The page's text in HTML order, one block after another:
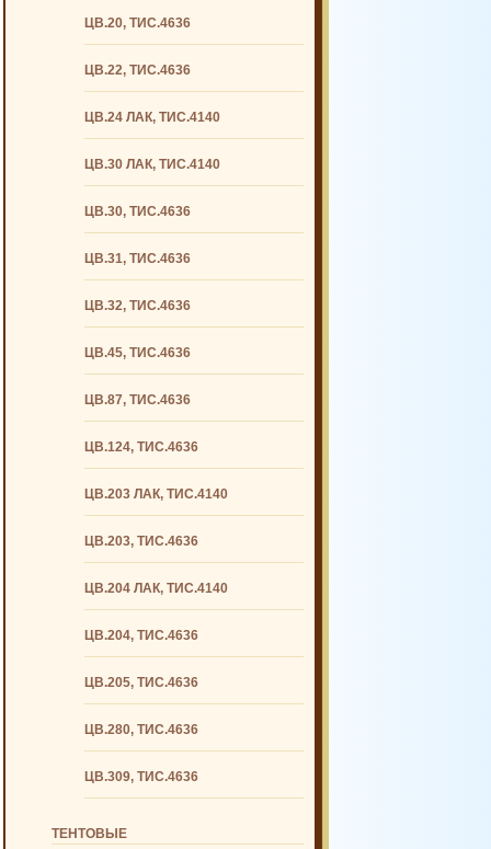
ЦВ.20, ТИС.4636
ЦВ.22, ТИС.4636
ЦВ.24 ЛАК, ТИС.4140
ЦВ.30 ЛАК, ТИС.4140
ЦВ.30, ТИС.4636
ЦВ.31, ТИС.4636
ЦВ.32, ТИС.4636
ЦВ.45, ТИС.4636
ЦВ.87, ТИС.4636
ЦВ.124, ТИС.4636
ЦВ.203 ЛАК, ТИС.4140
ЦВ.203, ТИС.4636
ЦВ.204 ЛАК, ТИС.4140
ЦВ.204, ТИС.4636
ЦВ.205, ТИС.4636
ЦВ.280, ТИС.4636
ЦВ.309, ТИС.4636
ТЕНТОВЫЕ